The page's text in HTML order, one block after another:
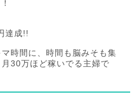
達成!!
時間に、時間も脳みそも集
30万ほど稼いでる主婦で